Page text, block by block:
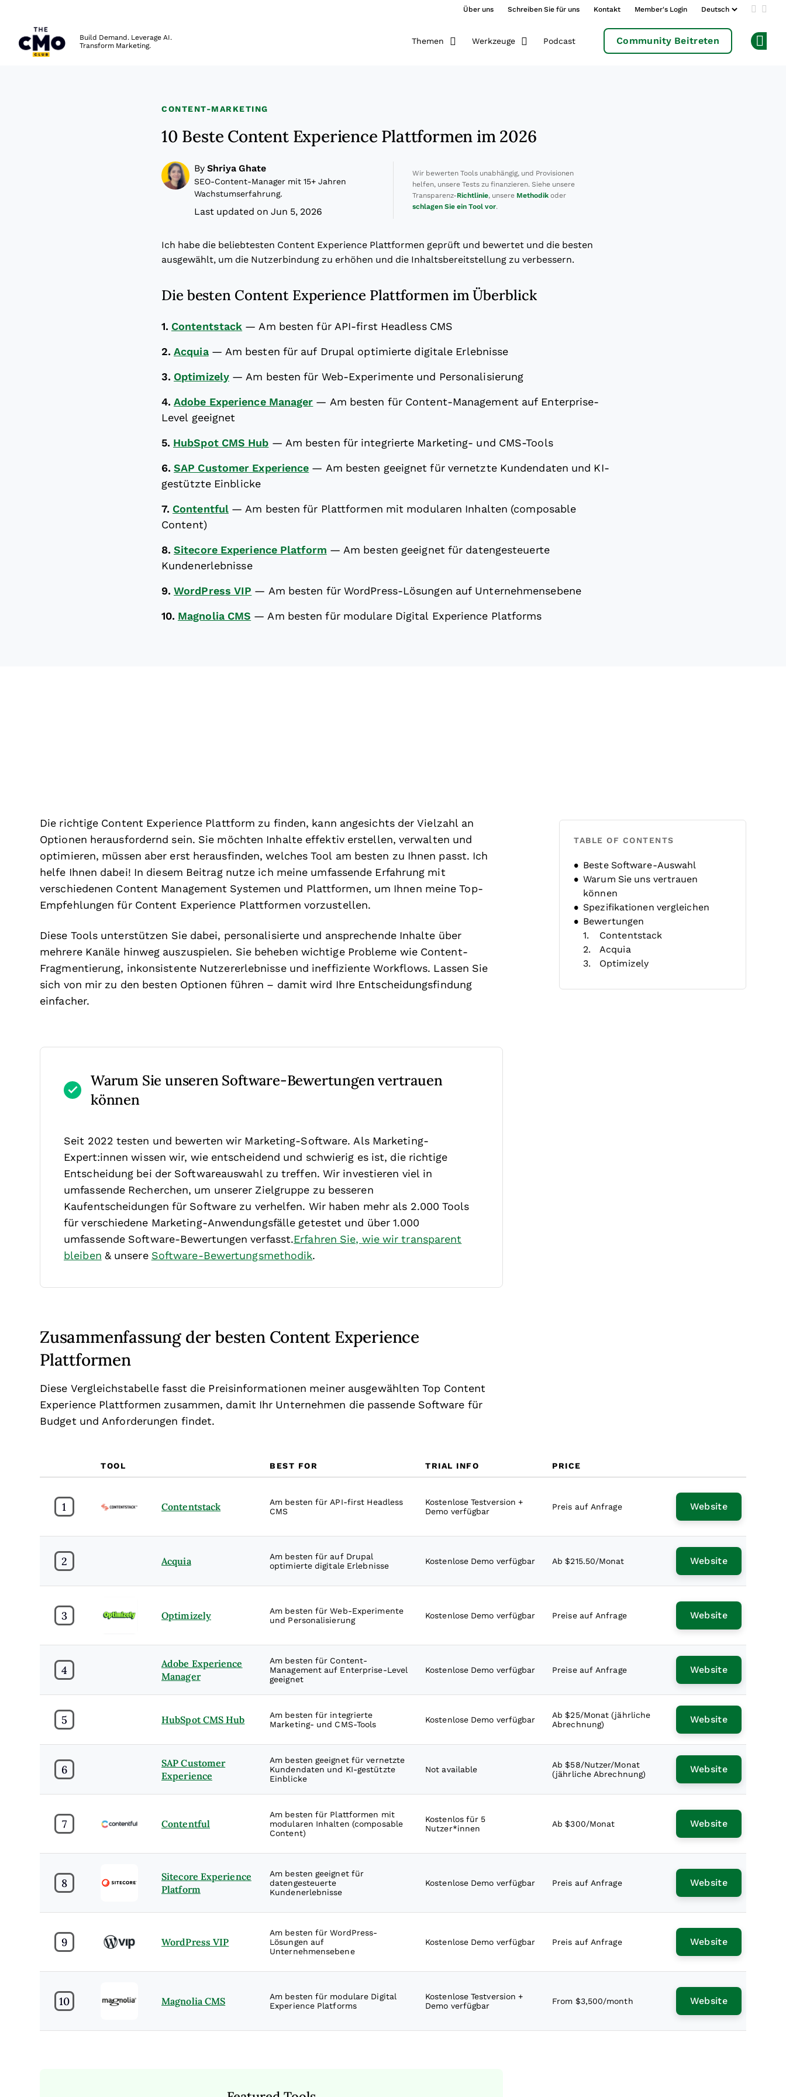
Über uns Schreiben Sie für uns Kontakt Member's Login Add us
Build Demand. Leverage AI.
Transform Marketing.
Themen Werkzeuge Podcast Community Beitreten
CONTENT-MARKETING
10 Beste Content Experience Plattformen im 2026
By Shriya Ghate
SEO-Content-Manager mit 15+ Jahren
Wachstumserfahrung.
Last updated on Jun 5, 2026
Wir bewerten Tools unabhängig, und Provisionen
helfen, unsere Tests zu finanzieren. Siehe unsere
Transparenz-Richtlinie, unsere Methodikoder
schlagen Sie ein Tool vor.
Ich habe die beliebtesten Content Experience Plattformen geprüft und bewertet und die besten
ausgewählt, um die Nutzerbindung zu erhöhen und die Inhaltsbereitstellung zu verbessern.
Die besten Content Experience Plattformen im Überblick
1. Contentstack —Am besten für API-first Headless CMS
2. Acquia — Am besten für auf Drupal optimierte digitale Erlebnisse
3. Optimizely —Am besten für Web-Experimente und Personalisierung
4. Adobe Experience Manager — Am besten für Content-Management auf Enterprise-
Level geeignet
5. HubSpot CMS Hub — Am besten für integrierte Marketing- und CMS-Tools
6. SAP Customer Experience — Am besten geeignet für vernetzte Kundendaten und KI-
gestützte Einblicke
7. Contentful —Am besten für Plattformen mit modularen Inhalten (composable
Content)
8. Sitecore Experience Platform —Am besten geeignet für datengesteuerte
Kundenerlebnisse
9. WordPress VIP — Am besten für WordPress-Lösungen auf Unternehmensebene
10. Magnolia CMS —Am besten für modulare Digital Experience Platforms
Die richtige Content Experience Plattform zu finden, kann angesichts der Vielzahl an
Optionen herausfordernd sein. Sie möchten Inhalte effektiv erstellen, verwalten und
optimieren, müssen aber erst herausfinden, welches Tool am besten zu Ihnen passt. Ich
helfe Ihnen dabei! In diesem Beitrag nutze ich meine umfassende Erfahrung mit
verschiedenen Content Management Systemen und Plattformen, um Ihnen meine Top-
Empfehlungen für Content Experience Plattformen vorzustellen.
Diese Tools unterstützen Sie dabei, personalisierte und ansprechende Inhalte über
mehrere Kanäle hinweg auszuspielen. Sie beheben wichtige Probleme wie Content-
Fragmentierung, inkonsistente Nutzererlebnisse und ineffiziente Workflows. Lassen Sie
sich von mir zu den besten Optionen führen – damit wird Ihre Entscheidungsfindung
einfacher.
Warum Sie unseren Software-Bewertungen vertrauen
können
Seit 2022 testen und bewerten wir Marketing-Software. Als Marketing-
Expert:innen wissen wir, wie entscheidend und schwierig es ist, die richtige
Entscheidung bei der Softwareauswahl zu treffen. Wir investieren viel in
umfassende Recherchen, um unserer Zielgruppe zu besseren
Kaufentscheidungen für Software zu verhelfen. Wir haben mehr als 2.000 Tools
für verschiedene Marketing-Anwendungsfälle getestet und über 1.000
umfassende Software-Bewertungen verfasst.Erfahren Sie, wie wir transparent
bleiben & unsere Software-Bewertungsmethodik.
Zusammenfassung der besten Content Experience
Plattformen
Diese Vergleichstabelle fasst die Preisinformationen meiner ausgewählten Top Content
Experience Plattformen zusammen, damit Ihr Unternehmen die passende Software für
Budget und Anforderungen findet.
TOOL BEST FOR TRIAL INFO PRICE
1 Contentstack
Am besten für API-first Headless
CMS
Kostenlose Testversion +
Demo verfügbar
Preis auf Anfrage Website
2 Acquia
Am besten für auf Drupal
optimierte digitale Erlebnisse
Kostenlose Demo verfügbar Ab $215.50/Monat Website
3 Optimizely
Am besten für Web-Experimente
und Personalisierung
Kostenlose Demo verfügbar Preise auf Anfrage Website
4
Adobe Experience
Manager
Am besten für Content-
Management auf Enterprise-Level
geeignet
Kostenlose Demo verfügbar Preise auf Anfrage Website
5 HubSpot CMS Hub
Am besten für integrierte
Marketing- und CMS-Tools
Kostenlose Demo verfügbar
Ab $25/Monat (jährliche
Abrechnung)
Website
6
SAP Customer
Experience
Am besten geeignet für vernetzte
Kundendaten und KI-gestützte
Einblicke
Not available
Ab $58/Nutzer/Monat
(jährliche Abrechnung)
Website
7 Contentful
Am besten für Plattformen mit
modularen Inhalten (composable
Content)
Kostenlos für 5
Nutzer*innen
Ab $300/Monat Website
8
Sitecore Experience
Platform
Am besten geeignet für
datengesteuerte
Kundenerlebnisse
Kostenlose Demo verfügbar Preis auf Anfrage Website
9 WordPress VIP
Am besten für WordPress-
Lösungen auf
Unternehmensebene
Kostenlose Demo verfügbar Preis auf Anfrage Website
10 Magnolia CMS
Am besten für modulare Digital
Experience Platforms
Kostenlose Testversion +
Demo verfügbar
From $3,500/month Website
TABLE OF CONTENTS
Beste Software-Auswahl
Warum Sie uns vertrauen
können
Spezifikationen vergleichen
Bewertungen
Contentstack
Acquia
Optimizely
HubSpot CMS Hub